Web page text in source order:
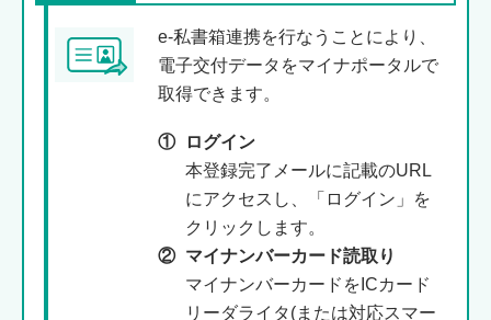
e-私書箱連携を行なうことにより、
電子交付データをマイナポータルで
取得できます。
①
ログイン
本登録完了メールに記載のURL
にアクセスし、「ログイン」を
クリックします。
② マイナンバーカード読取り
マイナンバーカードをICカード
リーダライタ(または対応スマー